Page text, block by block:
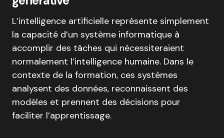
L’intelligence artificielle représente simplement
la capacité d’un système informatique à
accomplir des tâches qui nécessiteraient
normalement l’intelligence humaine. Dans le
contexte de la formation, ces systèmes
analysent des données, reconnaissent des
modèles et prennent des décisions pour
faciliter l’apprentissage.